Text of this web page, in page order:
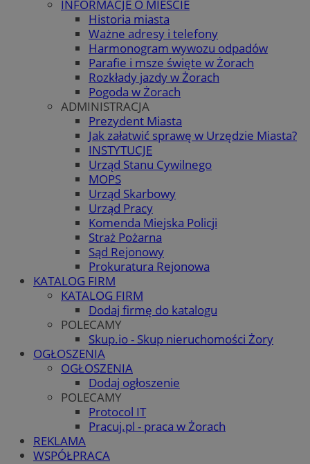
INFORMACJE O MIEŚCIE
Historia miasta
Ważne adresy i telefony
Harmonogram wywozu odpadów
Parafie i msze święte w Żorach
Rozkłady jazdy w Żorach
Pogoda w Żorach
ADMINISTRACJA
Prezydent Miasta
Jak załatwić sprawę w Urzędzie Miasta?
INSTYTUCJE
Urząd Stanu Cywilnego
MOPS
Urząd Skarbowy
Urząd Pracy
Komenda Miejska Policji
Straż Pożarna
Sąd Rejonowy
Prokuratura Rejonowa
KATALOG FIRM
KATALOG FIRM
Dodaj firmę do katalogu
POLECAMY
Skup.io - Skup nieruchomości Żory
OGŁOSZENIA
OGŁOSZENIA
Dodaj ogłoszenie
POLECAMY
Protocol IT
Pracuj.pl - praca w Żorach
REKLAMA
WSPÓŁPRACA